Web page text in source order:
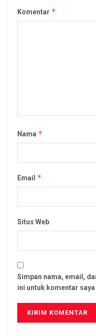
Komentar *
Nama *
Email *
Situs Web
Simpan nama, email,
ini untuk komentar